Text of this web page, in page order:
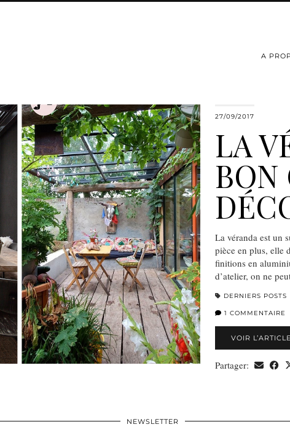
A
27/09/2017
LA
BON
La véranda est un
pièce en plus, elle
finitions en
d’atelier, on ne
DERNIERS POSTS
1 COMMENTAIRE
VOIR L’ARTICLE
Partager:
NEWSLETTER